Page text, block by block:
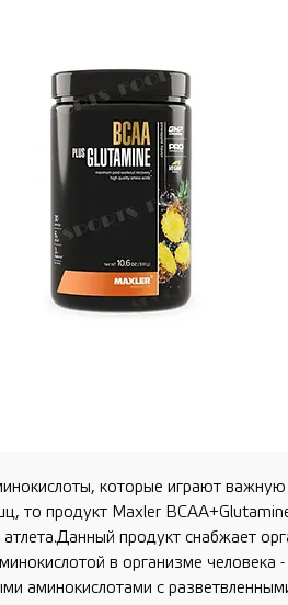
которые играют важную
то продукт Maxler
продукт снабжает
в организме человека
аминокислотами с